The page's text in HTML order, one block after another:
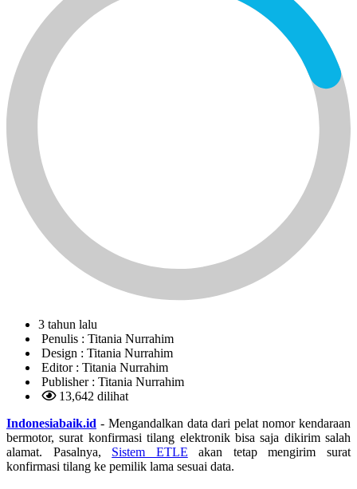
3 tahun lalu
Penulis : Titania Nurrahim
Design : Titania Nurrahim
Editor : Titania Nurrahim
Publisher : Titania Nurrahim
13,642 dilihat
Indonesiabaik.id - Mengandalkan data dari pelat nomor kendaraan
bermotor, surat konfirmasi tilang elektronik bisa saja dikirim salah
alamat. Pasalnya, Sistem ETLE akan tetap mengirim surat
konfirmasi tilang ke pemilik lama sesuai data.